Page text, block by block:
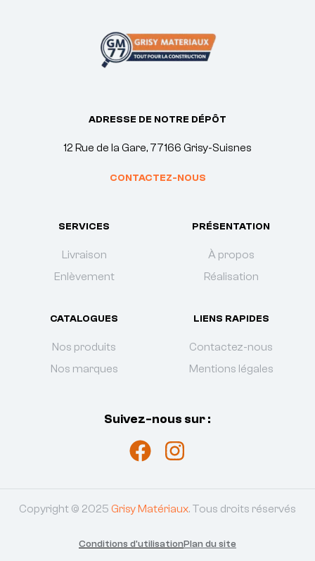
ADRESSE DE NOTRE DÉPÔT
12 Rue de la Gare, 77166 Grisy-Suisnes
CONTACTEZ-NOUS
SERVICES
Livraison
Enlèvement
PRÉSENTATION
À propos
Réalisation
CATALOGUES
Nos produits
Nos marques
LIENS RAPIDES
Contactez-nous
Mentions légales
Suivez-nous sur :
Copyright © 2025 Grisy Matériaux. Tous droits réservés
Conditions d'utilisationPlan du site